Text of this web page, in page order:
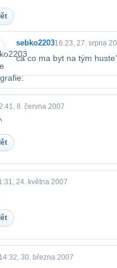
sebko220316:23, 27. srpna
ca co ma byt na tým
8. června 2007
24. května 2007
30. března 2007